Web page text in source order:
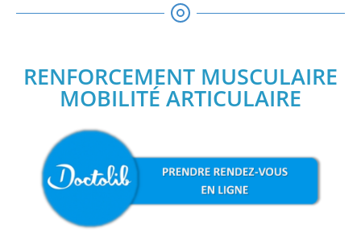
RENFORCEMENT MUSCULAIRE
MOBILITÉ ARTICULAIRE